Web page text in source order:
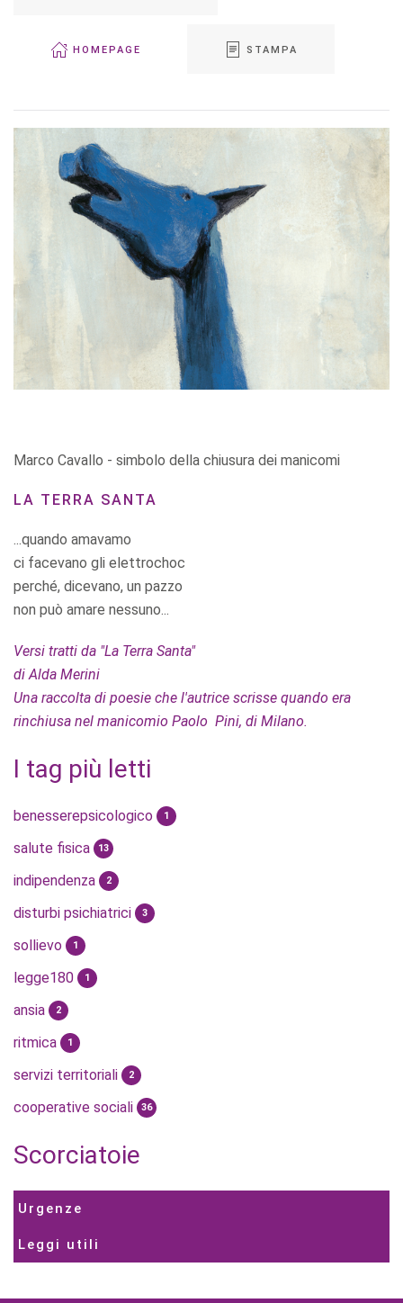
HOMEPAGE STAMPA
Marco Cavallo - simbolo della chiusura dei manicomi
LA TERRA SANTA
...quando amavamo
ci facevano gli elettrochoc
perché, dicevano, un pazzo
non può amare nessuno...
Versi tratti da "La Terra Santa"
di Alda Merini
Una raccolta di poesie che l'autrice scrisse quando era
rinchiusa nel manicomio Paolo Pini, di Milano.
I tag più letti
benesserepsicologico 1
salute fisica 13
indipendenza 2
disturbi psichiatrici 3
sollievo 1
legge180 1
ansia 2
ritmica 1
servizi territoriali 2
cooperative sociali 36
Scorciatoie
Urgenze
Leggi utili